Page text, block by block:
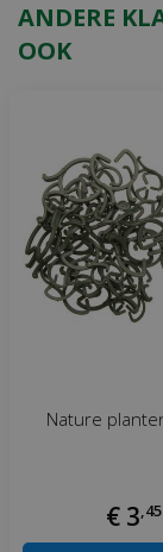
ANDERE
OOK
Nature
€ 3,45